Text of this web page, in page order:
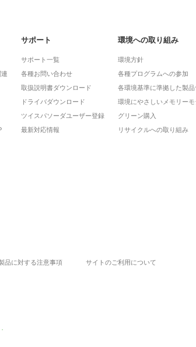
サポート
サポート一覧
各種お問い合わせ
取扱説明書ダウンロード
ドライバダウンロード
ツイスパソーダユーザー登録
最新対応情報
環境への取り組み
環境方針
各種プログラムへの参加
各環境基準に準拠した製品
環境にやさしいメモリー
グリーン購入
リサイクルへの取り組み
品に対する注意事項 サイトのご利用について